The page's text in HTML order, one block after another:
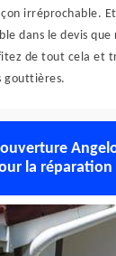
irréprochable.
dans le devis que
de tout cela et
gouttières.
la